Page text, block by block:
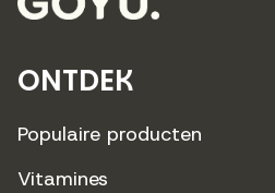
ONTDEK
Populaire producten
Vitamines